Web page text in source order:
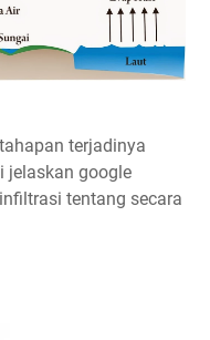
terjadinya
jelaskan google
tentang secara